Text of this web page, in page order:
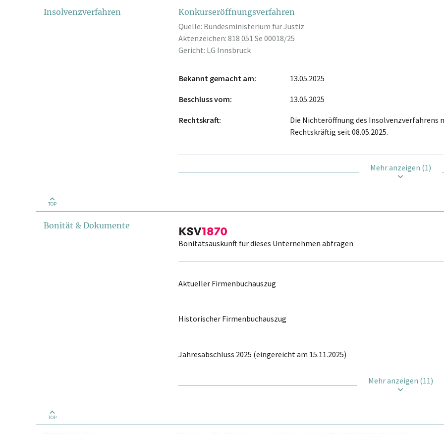
Insolvenzverfahren
Konkurseröffnungsverfahren
Quelle: Bundesministerium für Justiz
Aktenzeichen: 818 051 Se 00018/25
Gericht: LG Innsbruck
Bekannt gemacht am 13.05.2025
Beschluss vom 13.05.2025
Rechtskraft
Die Nichteröffnung des
Rechtskräftig seit 08.05.2025.
Mehr anzeigen (1)
TOP
Bonität & Dokumente
Bonitätsauskunft für dieses Unternehmen abfragen
Aktueller Firmenbuchauszug
Historischer Firmenbuchauszug
Jahresabschluss 2025 (eingereicht am 15.11.2025)
Mehr anzeigen (11)
TOP